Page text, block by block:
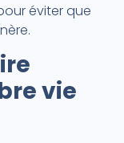
éviter que
vie